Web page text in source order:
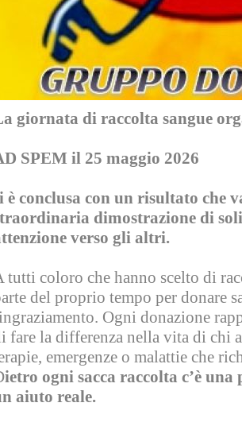
giornata di raccolta sangue
SPEM il 25 maggio 2026
è conclusa con un risultato che
dimostrazione di
verso gli altri.
tutti coloro che hanno scelto di
del proprio tempo per donare
Ogni donazione
fare la differenza nella vita di chi
emergenze o malattie che
ietro ogni sacca raccolta c’è
aiuto reale.